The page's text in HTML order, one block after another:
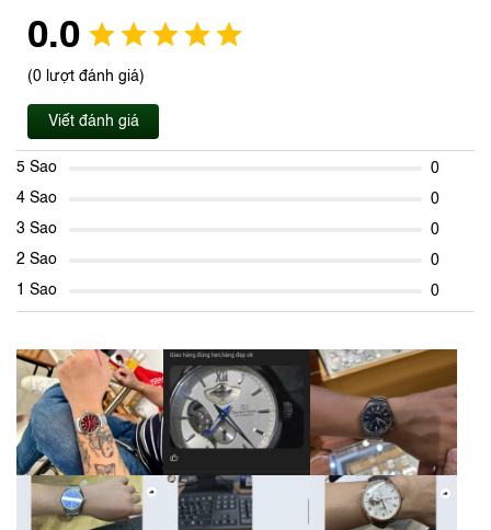
0.0
(0 lượt đánh giá)
Viết đánh giá
5 Sao
0
4 Sao
0
3 Sao
0
2 Sao
0
1 Sao
0